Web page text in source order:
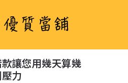
讓您用幾天算幾
力